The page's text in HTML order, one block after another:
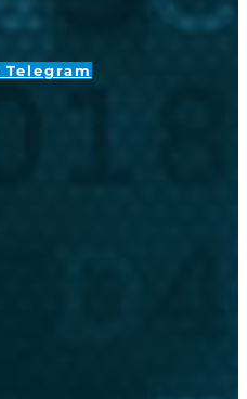
Telegram